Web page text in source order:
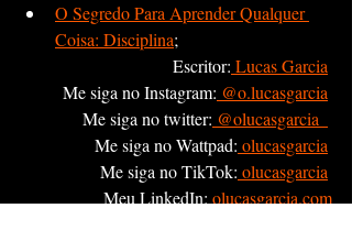
O Segredo Para Aprender Qualquer
Coisa: Disciplina;
Escritor: Lucas Garcia
Me siga no Instagram: @o.lucasgarcia
Me siga no twitter: @olucasgarcia_
Me siga no Wattpad: olucasgarcia
Me siga no TikTok: olucasgarcia
Meu LinkedIn: olucasgarcia.com